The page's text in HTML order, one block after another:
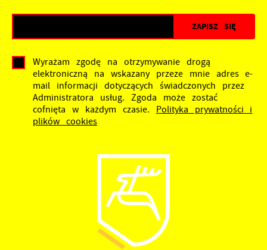
Wyrażam zgodę na otrzymywanie drogą
elektroniczną na wskazany przeze mnie adres e-
mail informacji dotyczących świadczonych przez
Administratora usług. Zgoda może zostać
cofnięta w każdym czasie. Polityka prywatności i
plików cookies